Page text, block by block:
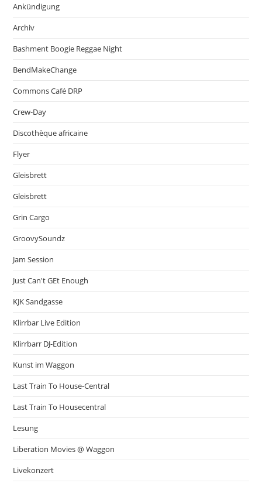
Ankündigung
Archiv
Bashment Boogie Reggae Night
BendMakeChange
Commons Café DRP
Crew-Day
Discothèque africaine
Flyer
Gleisbrett
Gleisbrett
Grin Cargo
GroovySoundz
Jam Session
Just Can't GEt Enough
KJK Sandgasse
Klirrbar Live Edition
Klirrbarr DJ-Edition
Kunst im Waggon
Last Train To House-Central
Last Train To Housecentral
Lesung
Liberation Movies @ Waggon
Livekonzert